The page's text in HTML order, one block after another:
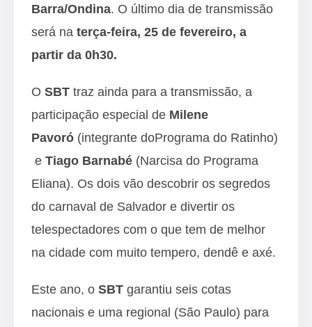
Barra/Ondina. O último dia de transmissão
será na terça-feira, 25 de fevereiro, a
partir da 0h30.
O SBT traz ainda para a transmissão, a
participação especial de Milene
Pavoró (integrante doPrograma do Ratinho)
e Tiago Barnabé (Narcisa do Programa
Eliana). Os dois vão descobrir os segredos
do carnaval de Salvador e divertir os
telespectadores com o que tem de melhor
na cidade com muito tempero, dendê e axé.
Este ano, o SBT garantiu seis cotas
nacionais e uma regional (São Paulo) para